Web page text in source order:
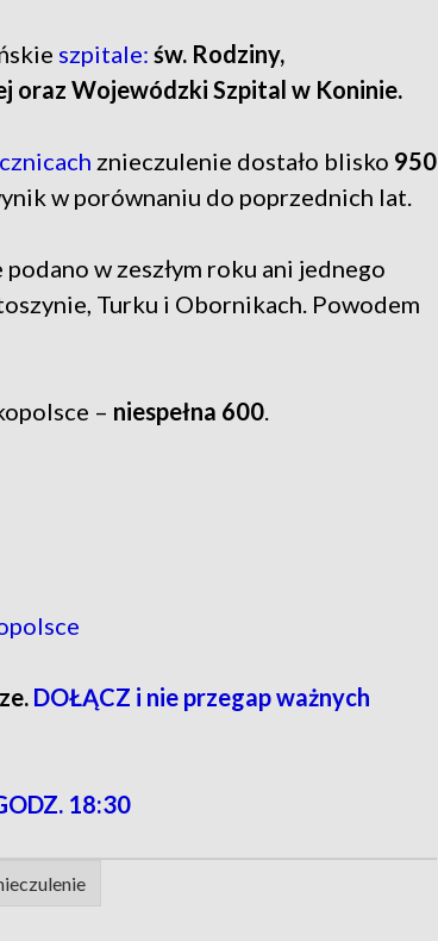
szpitale: św. Rodziny,
oraz Wojewódzki Szpital w Koninie.
znieczulenie dostało blisko 950
w porównaniu do poprzednich lat.
w zeszłym roku ani jednego
Turku i Obornikach. Powodem
– niespełna 600
DOŁĄCZ i nie przegap ważnych
18:30